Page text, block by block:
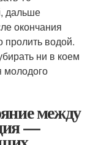
дальше
окончания
пролить водой.
ни в коем
молодого
между
—